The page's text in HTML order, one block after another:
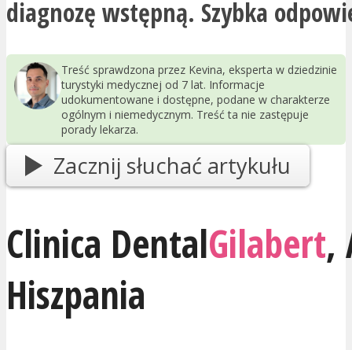
diagnozę wstępną. Szybka
Treść sprawdzona przez Kevina, eksperta w dziedzinie
turystyki medycznej od 7 lat. Informacje
udokumentowane i dostępne, podane w charakterze
ogólnym i niemedycznym. Treść ta nie zastępuje
porady lekarza.
Zacznij słuchać artykułu
Clinica DentalGilabert,
Hiszpania